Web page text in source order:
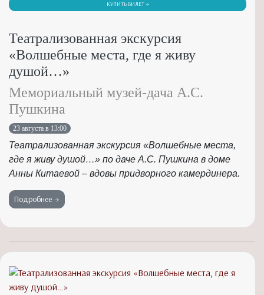
КУПИТЬ БИЛЕТ →
Театрализованная экскурсия
«Волшебные места, где я живу
душой…»
Мемориальный музей-дача А.С.
Пушкина
23 августа в 13:00
Театрализованная экскурсия «Волшебные места,
где я живу душой…» по даче А.С. Пушкина в доме
Анны Китаевой – вдовы придворного камердинера.
Подробнее →